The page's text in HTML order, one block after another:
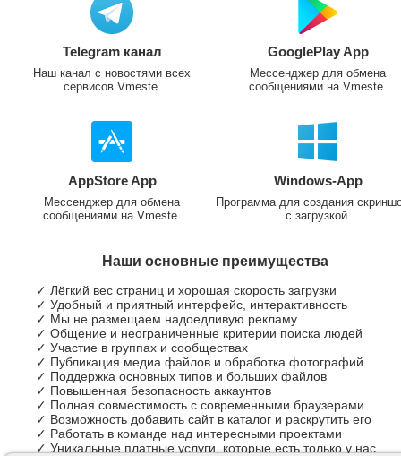
Telegram канал
Наш канал с новостями всех
сервисов Vmeste.
GooglePlay App
Мессенджер для обмена
сообщениями на Vmeste.
AppStore App
Мессенджер для обмена
сообщениями на Vmeste.
Windows-App
Программа для создания
с загрузкой.
Наши основные преимущества
✓ Лёгкий вес страниц и хорошая скорость загрузки
✓ Удобный и приятный интерфейс, интерактивность
✓ Мы не размещаем надоедливую рекламу
✓ Общение и неограниченные критерии поиска людей
✓ Участие в группах и сообществах
✓ Публикация медиа файлов и обработка фотографий
✓ Поддержка основных типов и больших файлов
✓ Повышенная безопасность аккаунтов
✓ Полная совместимость с современными браузерами
✓ Возможность добавить сайт в каталог и раскрутить его
✓ Работать в команде над интересными проектами
✓ Уникальные платные услуги, которые есть только у нас